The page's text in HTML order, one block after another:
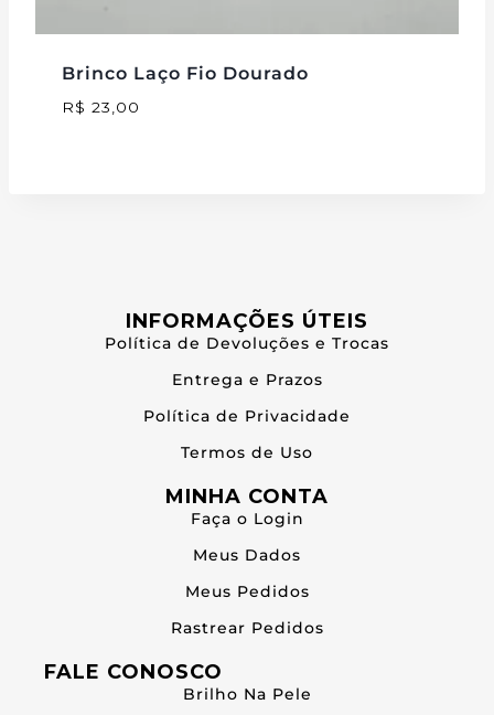
Brinco Laço Fio Dourado
R$ 23,00
INFORMAÇÕES ÚTEIS
Política de Devoluções e Trocas
Entrega e Prazos
Política de Privacidade
Termos de Uso
MINHA CONTA
Faça o Login
Meus Dados
Meus Pedidos
Rastrear Pedidos
FALE CONOSCO
Brilho Na Pele